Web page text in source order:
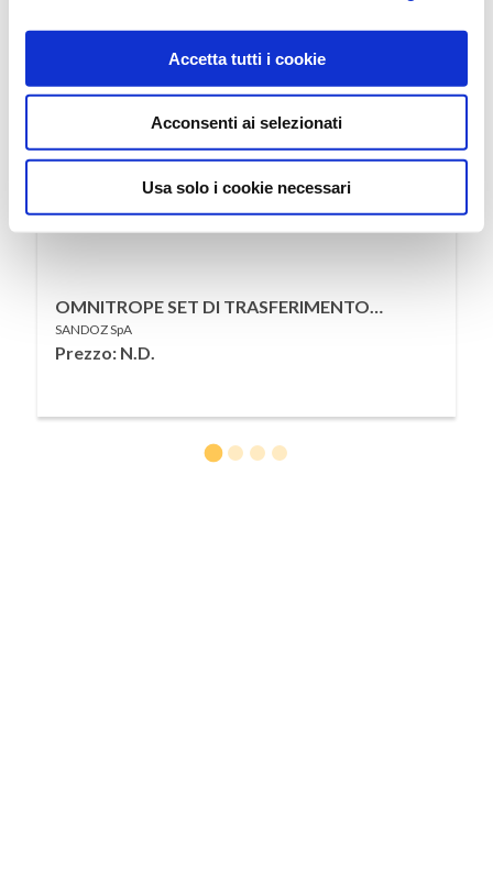
Accetta tutti i cookie
Acconsenti ai selezionati
Usa solo i cookie necessari
OMNITROPE SET DI TRASFERIMENTO
MONOUSO PER PREPARAZIONE SOLUZIONE
INIETTABILE DA IMPIEGARE CON
SANDOZ SpA
Prezzo: N.D.